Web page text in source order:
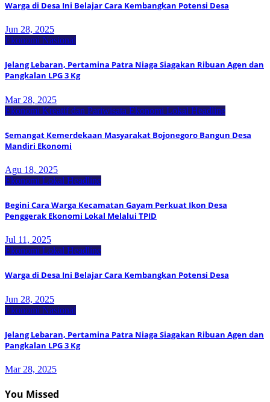
Warga di Desa Ini Belajar Cara Kembangkan Potensi Desa
Jun 28, 2025
Ekonomi Nasional
Jelang Lebaran, Pertamina Patra Niaga Siagakan Ribuan Agen dan
Pangkalan LPG 3 Kg
Mar 28, 2025
Ekonomi Kreatif dan Pariwisata Ekonomi Lokal Headline
Semangat Kemerdekaan Masyarakat Bojonegoro Bangun Desa
Mandiri Ekonomi
Agu 18, 2025
Ekonomi Lokal Headline
Begini Cara Warga Kecamatan Gayam Perkuat Ikon Desa
Penggerak Ekonomi Lokal Melalui TPID
Jul 11, 2025
Ekonomi Lokal Headline
Warga di Desa Ini Belajar Cara Kembangkan Potensi Desa
Jun 28, 2025
Ekonomi Nasional
Jelang Lebaran, Pertamina Patra Niaga Siagakan Ribuan Agen dan
Pangkalan LPG 3 Kg
Mar 28, 2025
You Missed